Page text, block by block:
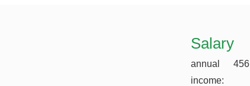
​Salary
annual
income:
456